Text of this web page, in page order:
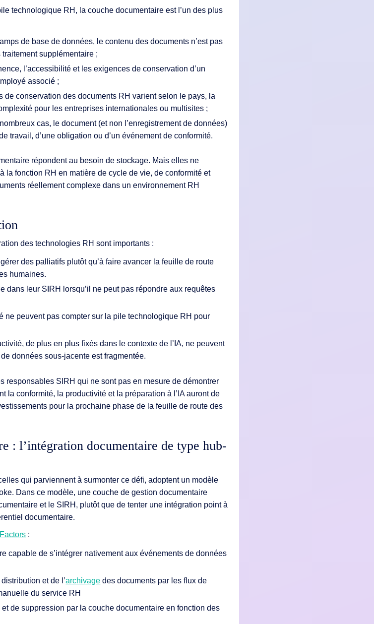
technologique RH, la couche documentaire est l’un des plus
de base de données, le contenu des documents n’est pas
supplémentaire ;
l’accessibilité et les exigences de conservation d’un
associé ;
de conservation des documents RH varient selon le pays, la
pour les entreprises internationales ou multisites ;
cas, le document (et non l’enregistrement de données)
travail, d’une obligation ou d’un événement de conformité.
répondent au besoin de stockage. Mais elles ne
la fonction RH en matière de cycle de vie, de conformité et
réellement complexe dans un environnement RH
des technologies RH sont importants :
des palliatifs plutôt qu’à faire avancer la feuille de route
humaines.
dans leur SIRH lorsqu’il ne peut pas répondre aux requêtes
ne peuvent pas compter sur la pile technologique RH pour
de plus en plus fixés dans le contexte de l’IA, ne peuvent
données sous-jacente est fragmentée.
responsables SIRH qui ne sont pas en mesure de démontrer
la conformité, la productivité et la préparation à l’IA auront de
pour la prochaine phase de la feuille de route des
: l’intégration documentaire de type hub-
qui parviennent à surmonter ce défi, adoptent un modèle
Dans ce modèle, une couche de gestion documentaire
et le SIRH, plutôt que de tenter une intégration point à
documentaire.
:
capable de s’intégrer nativement aux événements de données
et de l’archivage des documents par les flux de
du service RH
de suppression par la couche documentaire en fonction des